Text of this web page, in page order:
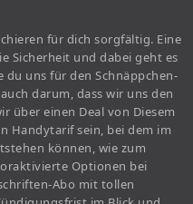
für dich sorgfältig. Eine
Sicherheit und dabei geht es
du uns für den Schnäppchen-
darum, dass wir uns den
über einen Deal von Diesem
Handytarif sein, bei dem im
können, wie zum
Optionen bei
Abo mit tollen